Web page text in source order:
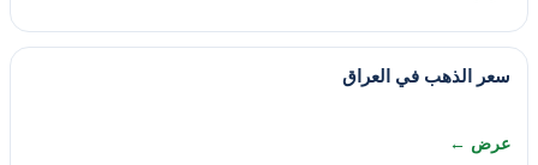
سعر الذهب في العراق
عرض ←